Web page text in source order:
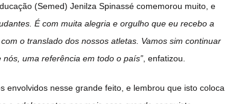
(Semed) Jenilza Spinassé comemorou muito, e
É com muita alegria e orgulho que eu recebo a
o translado dos nossos atletas. Vamos sim continuar
uma referência em todo o país” , enfatizou.
envolvidos nesse grande feito, e lembrou que isto coloca